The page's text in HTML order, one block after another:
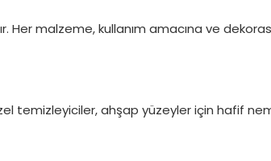
malzeme, kullanım amacına ve
temizleyiciler, ahşap yüzeyler için hafif